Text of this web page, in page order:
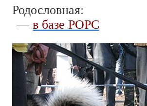
Родословная:
— в базе РОРС